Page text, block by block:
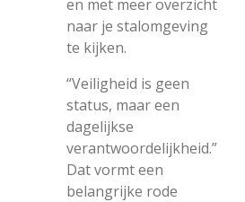
en met meer overzicht
naar je stalomgeving
te kijken.
“Veiligheid is geen
status, maar een
dagelijkse
verantwoordelijkheid.”
Dat vormt een
belangrijke rode